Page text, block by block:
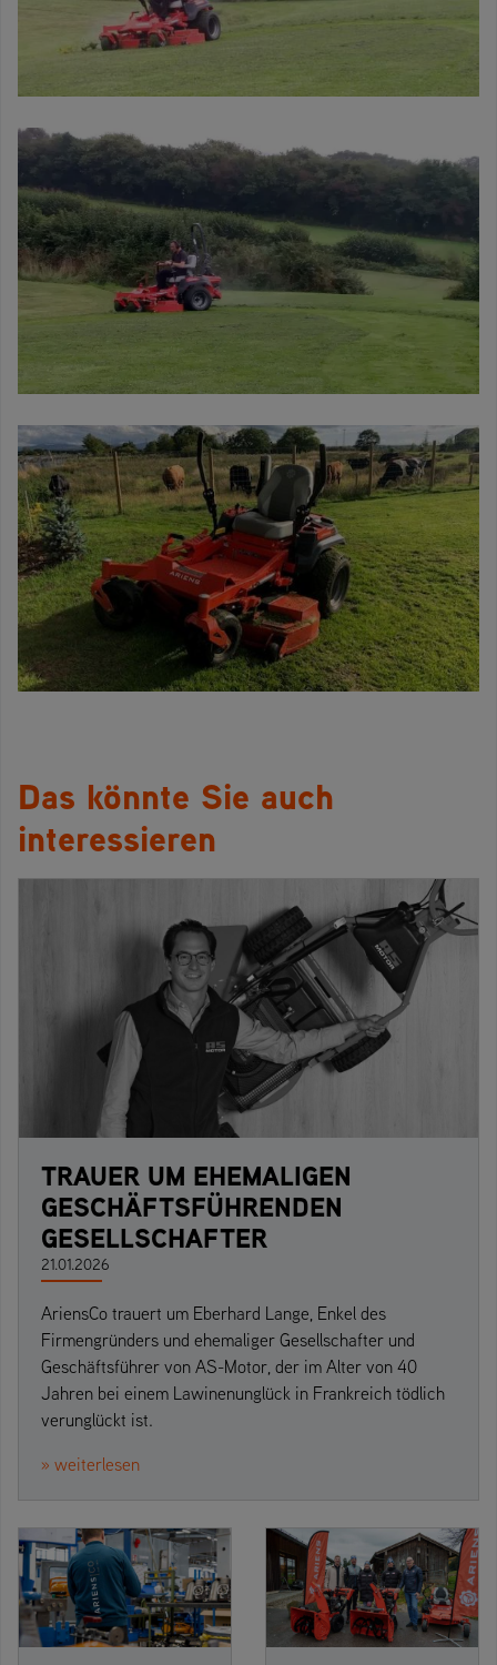
Das könnte Sie auch
interessieren
TRAUER UM EHEMALIGEN
GESCHÄFTSFÜHRENDEN
GESELLSCHAFTER
21.01.2026
AriensCo trauert um Eberhard Lange, Enkel des
Firmengründers und ehemaliger Gesellschafter und
Geschäftsführer von AS-Motor, der im Alter von 40
Jahren bei einem Lawinenunglück in Frankreich tödlich
verunglückt ist.
» weiterlesen